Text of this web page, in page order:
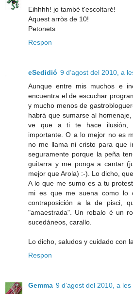
Eihhhh! jo també t'escoltaré!
Aquest arròs de 10!
Petonets
Respon
eSedidió 9 d’agost del 2010, a
Aunque entre mis muchos e
encuentra el de escuchar
y mucho menos de
habrá que sumarse al
ve que a ti te hace ilusión,
importante. O a lo mejor no es
no me llama ni cristo para que
seguramente porque la peña
guitarra y me ponga a cantar
mejor que Arola) :-). Lo dicho,
A lo que me sumo es a tu
mi es que me suena como lo
contraposición a la de pisci,
"amaestrada". Un robalo é un
sucedáneos, carallo.
Lo dicho, saludos y cuidado con
Respon
Gemma 9 d’agost del 2010, a les